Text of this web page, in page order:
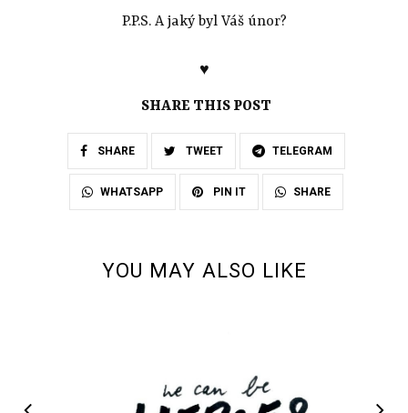
P.P.S. A jaký byl Váš únor?
♥
SHARE THIS POST
SHARE TWEET TELEGRAM
WHATSAPP PIN IT SHARE
YOU MAY ALSO LIKE